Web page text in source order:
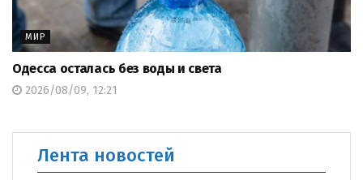
МИР
Одесса осталась без воды и света
2026/08/09, 12:21
Лента новостей